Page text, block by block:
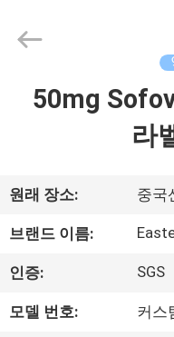
품
우
리
2017
Industry50mg
라
원래 장소: 중국
브랜드 이름:
인증: SGS
모델 번호: 커스